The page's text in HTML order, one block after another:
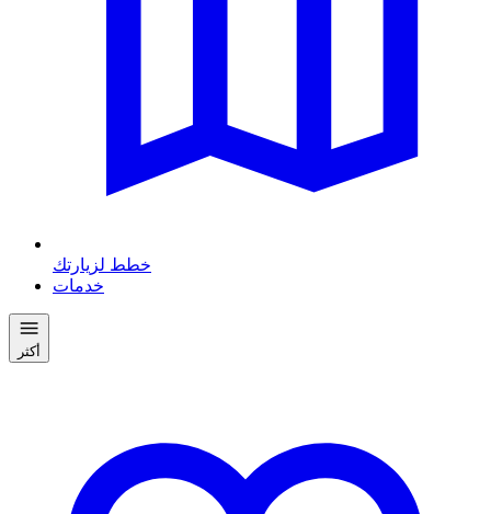
خطط لزيارتك
خدمات
أكثر